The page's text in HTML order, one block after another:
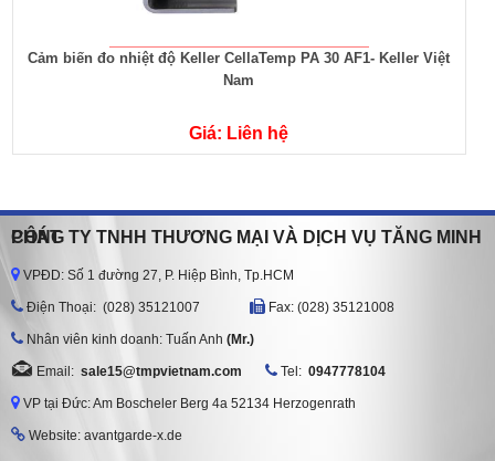
Cảm biến đo nhiệt độ Keller CellaTemp PA 30 AF1- Keller Việt
Nam
Giá: Liên hệ
CÔNG TY TNHH THƯƠNG MẠI VÀ DỊCH VỤ TĂNG MINH PHÁT
VPĐD: Số 1 đường 27, P. Hiệp Bình, Tp.HCM
Ðiện Thoại: (028) 35121007 Fax: (028) 35121008
Nhân viên kinh doanh: Tuấn Anh (Mr.)
Email: sale15@tmpvietnam.com Tel: 0947778104
VP tại Đức: Am Boscheler Berg 4a 52134 Herzogenrath
Website: avantgarde-x.de